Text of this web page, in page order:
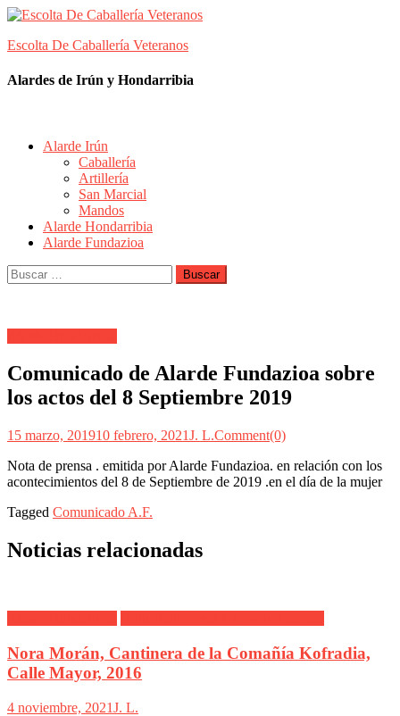
Skip
content
Escolta De Caballería Veteranos
Alardes de Irún y Hondarribia
Alarde Irún
Caballería
Artillería
San Marcial
Mandos
Alarde Hondarribia
Alarde Fundazioa
Buscar:
Comunicado de Alarde Fundazioa sobre
los actos del 8 Septiembre 2019
15 marzo, 201910 febrero, 2021J. L.Comment(0)
Nota de prensa . emitida por Alarde Fundazioa. en relación con los
acontecimientos del 8 de Septiembre de 2019 .en el día de la mujer
Tagged Comunicado A.F.
Noticias relacionadas
Nora Morán, Cantinera de la Comañía Kofradia,
Calle Mayor, 2016
4 noviembre, 2021J. L.